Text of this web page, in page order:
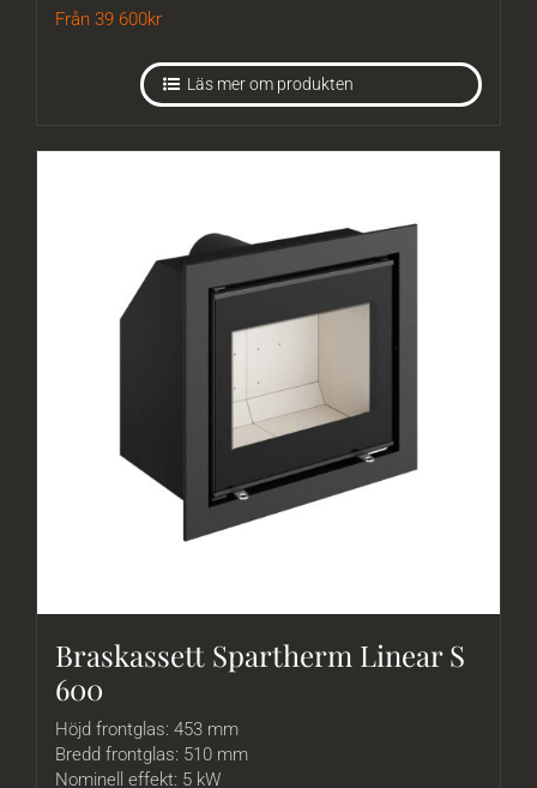
Från 39 600kr
Läs mer om produkten
Braskassett Spartherm Linear S
600
Höjd frontglas: 453 mm
Bredd frontglas: 510 mm
Nominell effekt: 5 kW